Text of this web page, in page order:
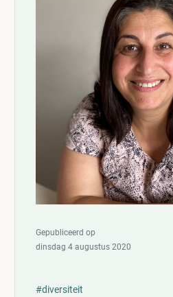
Gepubliceerd op
dinsdag 4 augustus 2020
#diversiteit